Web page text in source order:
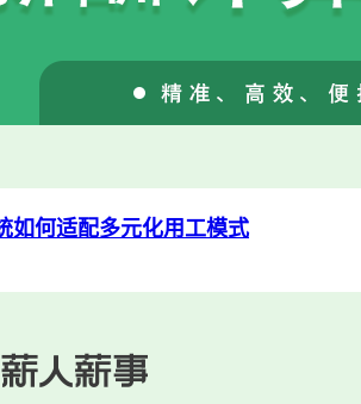
如何适配多元化用工模式